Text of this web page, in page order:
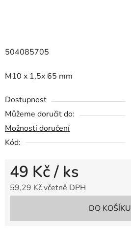
504085705
M10 x 1,5x 65 mm
Dostupnost
Můžeme doručit do:
Možnosti doručení
Kód:
49 Kč/ ks
59,29 Kč včetně DPH
DO KOŠÍKU